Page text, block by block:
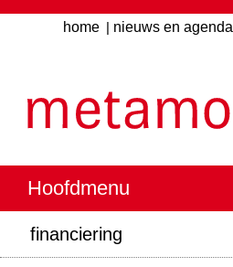
Overslaan
home nieuws en agenda
Hoofdmenu
Hoofdnavigatie
financiering